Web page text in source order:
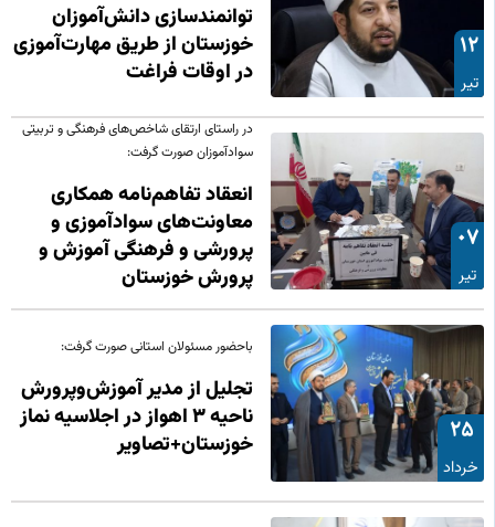
12
تیر
توانمندسازی دانش‌آموزان
خوزستان از طریق مهارت‌آموزی
در اوقات فراغت
07
تیر
در راستای ارتقای شاخص‌های فرهنگی و تربیتی
سوادآموزان صورت گرفت:
انعقاد تفاهم‌نامه همکاری
معاونت‌های سوادآموزی و
پرورشی و فرهنگی آموزش و
پرورش خوزستان
25
خرداد
باحضور مسئولان استانی صورت گرفت:
تجلیل از مدیر آموزش‌وپرورش
ناحیه ۳ اهواز در اجلاسیه نماز
خوزستان+تصاویر